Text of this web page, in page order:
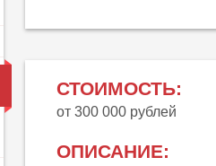
СТОИМОСТЬ:
от 300 000 рублей
ОПИСАНИЕ: